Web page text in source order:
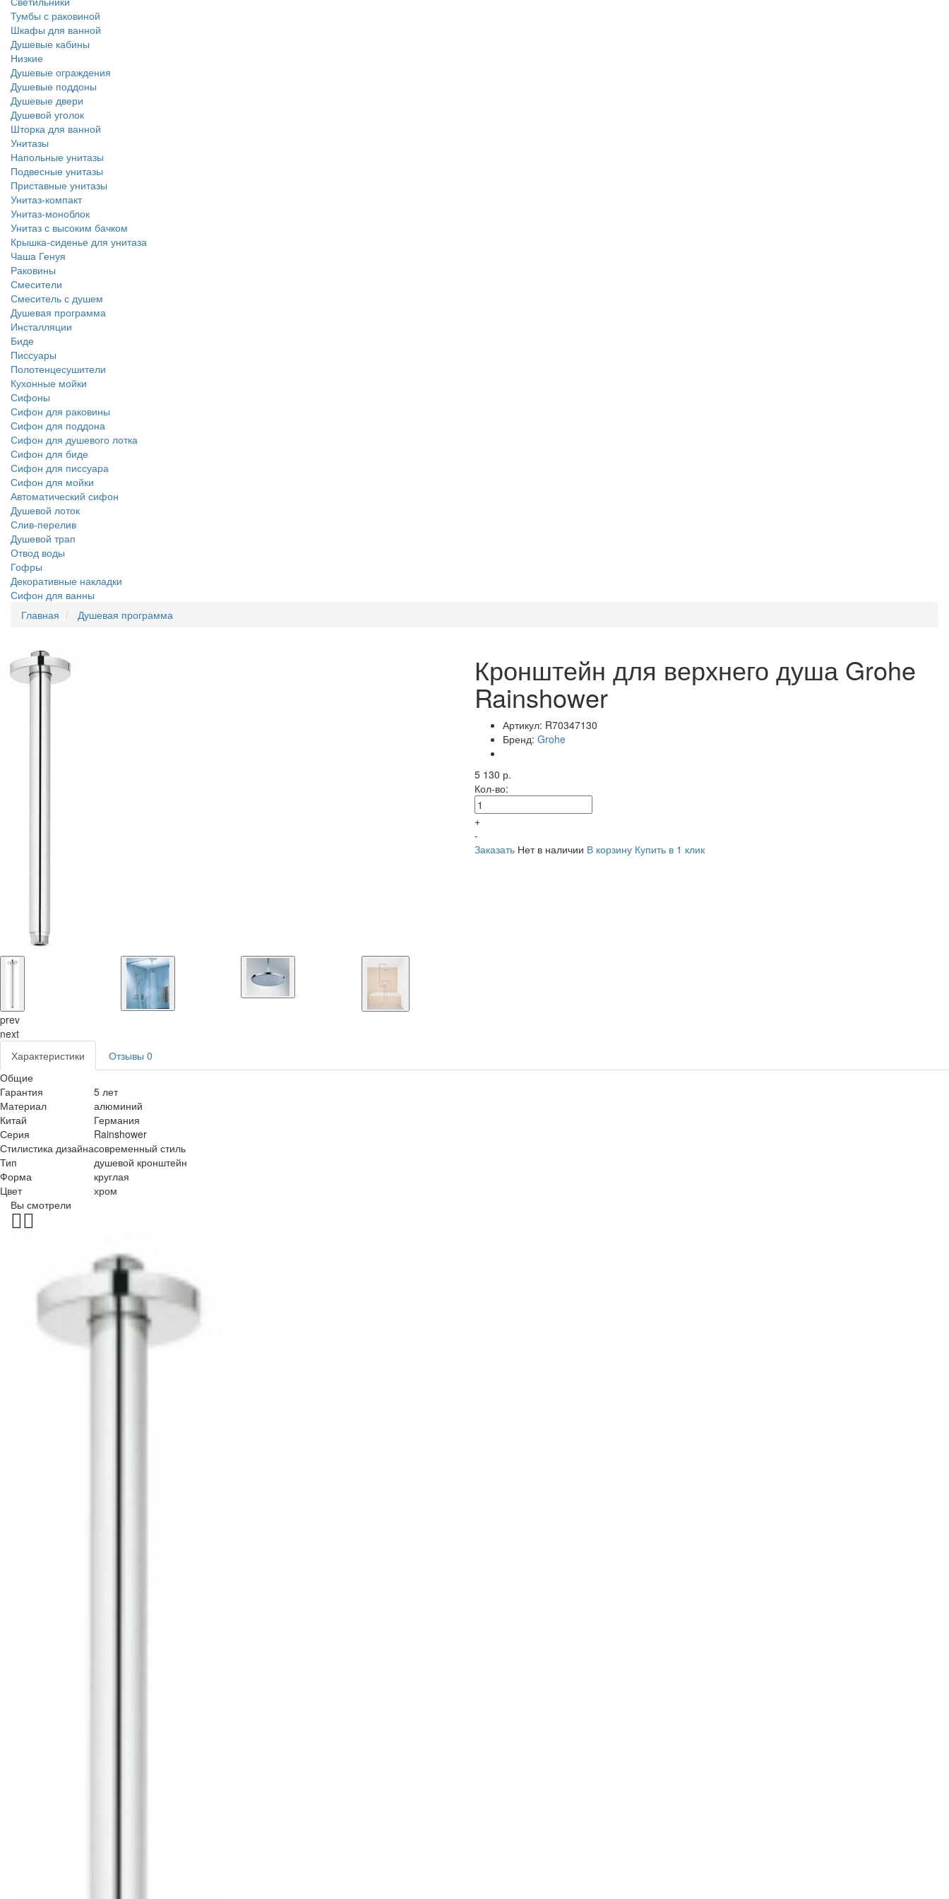
Тумбы с раковиной
Шкафы для ванной
Душевые кабины
Низкие
Душевые ограждения
Душевые поддоны
Душевые двери
Душевой уголок
Шторка для ванной
Унитазы
Напольные унитазы
Подвесные унитазы
Приставные унитазы
Унитаз-компакт
Унитаз-моноблок
Унитаз с высоким бачком
Крышка-сиденье для унитаза
Чаша Генуя
Раковины
Смесители
Смеситель с душем
Душевая программа
Инсталляции
Биде
Писсуары
Полотенцесушители
Кухонные мойки
Сифоны
Сифон для раковины
Сифон для поддона
Сифон для душевого лотка
Сифон для биде
Сифон для писсуара
Сифон для мойки
Автоматический сифон
Душевой лоток
Слив-перелив
Душевой трап
Отвод воды
Гофры
Декоративные накладки
Сифон для ванны
Главная
Душевая программа
prev
next
Кронштейн для верхнего душа Grohe
Rainshower
Артикул: R70347130
Бренд: Grohe
5 130 р.
Кол-во:
+
-
Заказать Нет в наличии В корзину Купить в 1 клик
Характеристики Отзывы 0
Общие
Гарантия
5 лет
Материал
алюминий
Китай
Германия
Серия
Rainshower
Стилистика дизайнасовременный стиль
Тип
душевой кронштейн
Форма
круглая
Цвет
хром
Вы смотрели